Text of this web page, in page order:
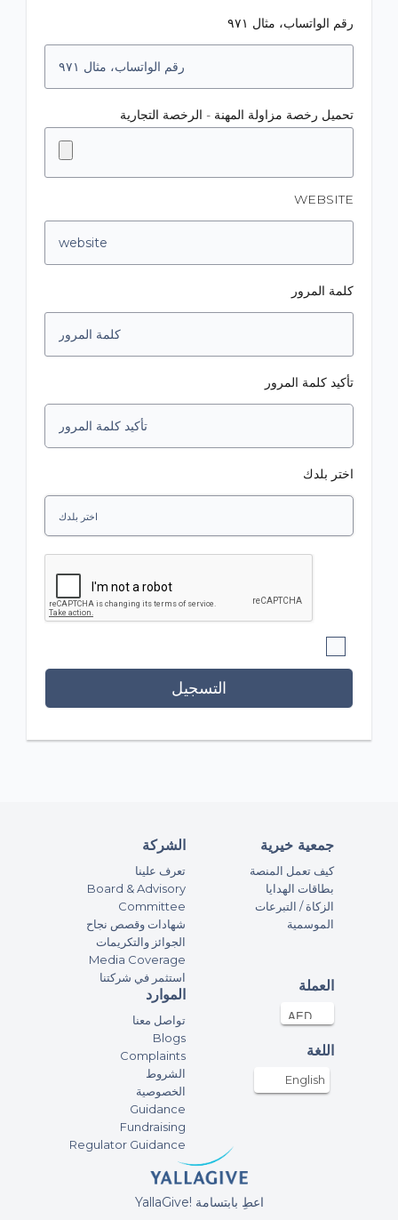
رقم الواتساب، مثال ٩٧١
تحميل رخصة مزاولة المهنة - الرخصة التجارية
WEBSITE
كلمة المرور
تأكيد كلمة المرور
اختر بلدك
التسجيل
الشركة
تعرف علينا
Board & Advisory
Committee
شهادات وقصص نجاح
الجوائز والتكريمات
Media Coverage
استثمر في شركتنا
جمعية خيرية
كيف تعمل المنصة
بطاقات الهدايا
الزكاة / التبرعات
الموسمية
الموارد
تواصل معنا
Blogs
Complaints
الشروط
الخصوصية
Guidance
Fundraising
Regulator Guidance
العملة
اللغة
English
YallaGive! اعطِ بابتسامة